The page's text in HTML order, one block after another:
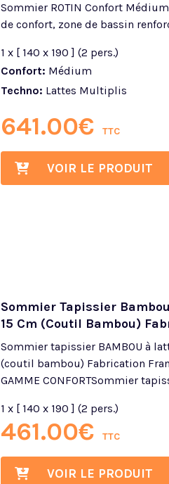
Sommier ROTIN Confort
de confort, zone de bassin
1 x [ 140 x 190 ] (2 pers.)
Confort: Médium
Techno: Lattes Multiplis
641.00€ TTC
VOIR LE PRODUIT
Sommier Tapissier
15 Cm (coutil Bambou)
Sommier tapissier BAMBOU à
(coutil bambou) Fabrication
GAMME CONFORTSommier
1 x [ 140 x 190 ] (2 pers.)
461.00€ TTC
VOIR LE PRODUIT